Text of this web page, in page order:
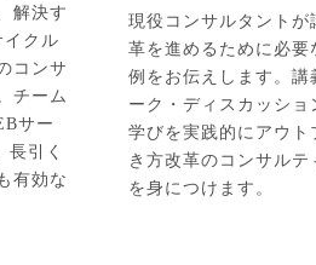
解決す
クル
コンサ
チーム
サー
引く
有効な
現役コンサルタントが
革を進めるために必
例をお伝えします。講
ーク・ディスカッショ
学びを実践的にアウト
き方改革のコンサル
を身につけます。